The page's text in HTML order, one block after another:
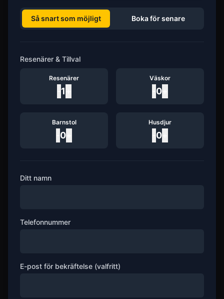
Så snart som möjligt Boka för senare
Resenärer & Tillval
Resenärer
1
Väskor
0
Barnstol
0
Husdjur
0
Ditt namn
Telefonnummer
E-post för bekräftelse (valfritt)